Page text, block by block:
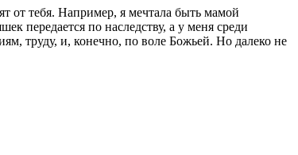
от тебя. Например, я мечтала быть мамой
передается по наследству, а у меня среди
труду, и, конечно, по воле Божьей. Но далеко не